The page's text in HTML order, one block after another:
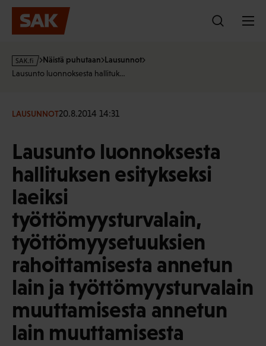
Hyppää
sisältöön
s
a
f
Näistä puhutaan Lausunnot
Lausunto luonnoksesta hallituk…
LAUSUNNOT20.8.2014 14:31
Lausunto luonnoksesta
hallituksen esitykseksi
laeiksi
työttömyysturvalain,
työttömyysetuuksien
rahoittamisesta annetun
lain ja työttömyysturvalain
muuttamisesta annetun
lain muuttamisesta